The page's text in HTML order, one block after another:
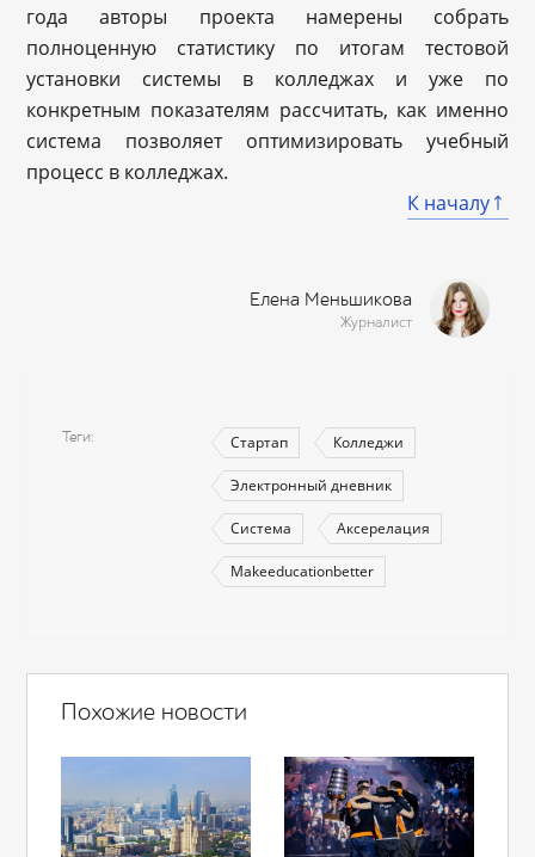
года авторы проекта намерены собрать
полноценную статистику по итогам тестовой
установки системы в колледжах и уже по
конкретным показателям рассчитать, как именно
система позволяет оптимизировать учебный
процесс в колледжах.
К началу
Елена Меньшикова
Журналист
Теги Стартап Колледжи
Электронный дневник
Система Аксерелация
Makeeducationbetter
Похожие новости